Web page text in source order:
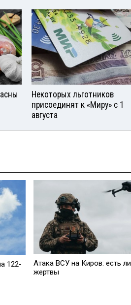
Некоторых льготников
присоединят к «Миру» с 1
августа
122-
Атака ВСУ на Киров: есть ли
жертвы